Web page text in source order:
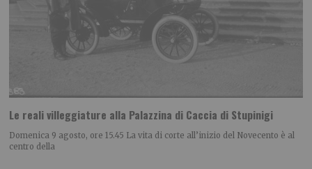
Le reali villeggiature alla Palazzina di Caccia di Stupinigi
Domenica 9 agosto, ore 15.45 La vita di corte all’inizio del Novecento è al
centro della